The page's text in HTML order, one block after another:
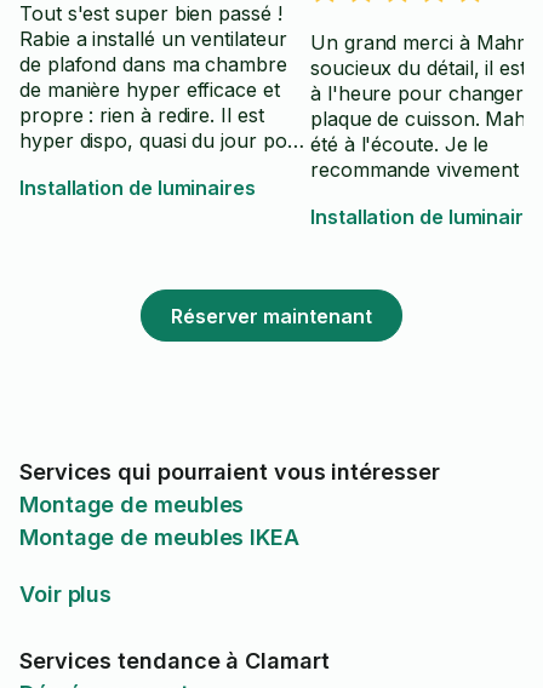
Tout s'est super bien passé !
Rabie a installé un ventilateur
de plafond dans ma chambre
de manière hyper efficace et
propre : rien à redire. Il est
hyper dispo, quasi du jour pour
content du service apporté !
Installation de luminaires
Un grand merci à
soucieux du détail, il est
à l'heure pour changer
plaque de cuisson.
été à l'écoute. Je le
recommande vivement !
Installation de
Réserver maintenant
Services qui pourraient vous intéresser
Montage de meubles
Montage de meubles IKEA
Voir plus
Services tendance à Clamart